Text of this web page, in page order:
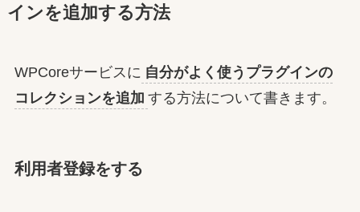
インを追加する方法
WPCoreサービスに 自分がよく使うプラグインの
コレクションを追加 する方法について書きます。
利用者登録をする